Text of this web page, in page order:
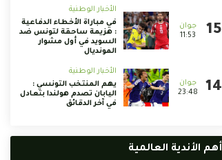
11:53
الأخبار الوطنية
في مباراة الأخطاء الدفاعية
: هزيمة ساحقة لتونس ضد
السويد في أول مشوار
المونديال
23:48
الأخبار الوطنية
يهم المنتخب التونسي :
اليابان تصدم هولندا بتعادل
في آخر الدقائق
أهم الأندية العالمية